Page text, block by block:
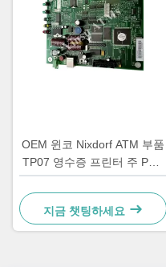
OEM 윈코 Nixdorf ATM 부품
TP07 영수증 프린터 주 PCB
컨트롤러 보드 01750063547
지금 챗팅하세요